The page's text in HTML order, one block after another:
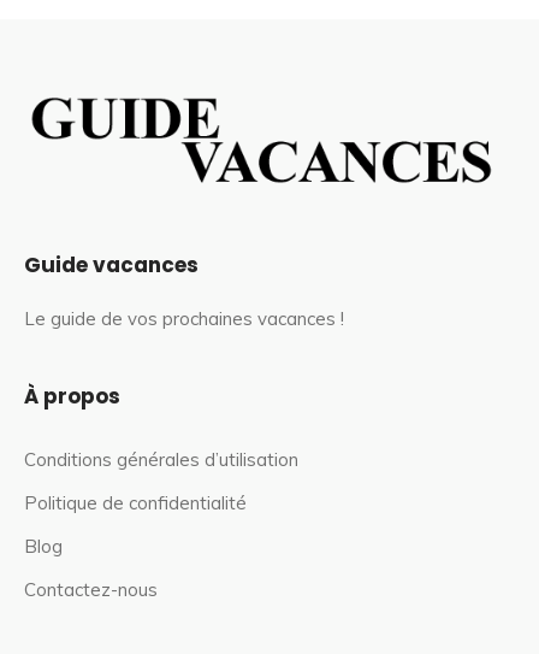
Guide vacances
Le guide de vos prochaines vacances !
À propos
Conditions générales d’utilisation
Politique de confidentialité
Blog
Contactez-nous